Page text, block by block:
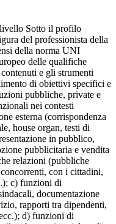
Sotto il profilo
del professionista della
della norma UNI
delle qualifiche
e gli strumenti
di obiettivi specifici e
pubbliche, private e
nei contesti
esterna (corrispondenza
house organ, testi di
in pubblico,
pubblicitaria e vendita
relazioni (pubbliche
con i cittadini,
c) funzioni di
documentazione
rapporti tra dipendenti,
d) funzioni di